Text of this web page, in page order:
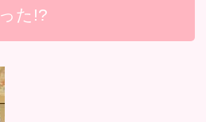
た!?